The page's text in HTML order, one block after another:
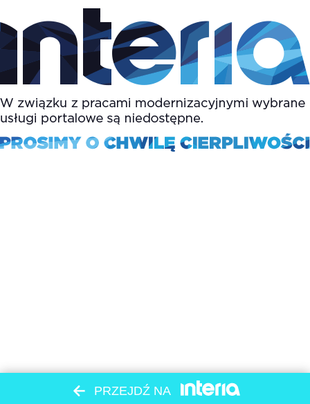
PRZEJDŹ NA